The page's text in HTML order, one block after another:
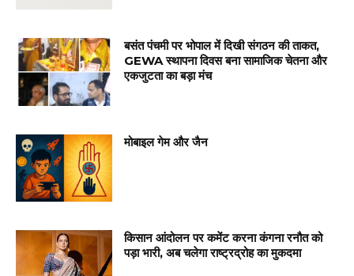
बसंत पंचमी पर भोपाल में दिखी संगठन की ताकत,
GEWA स्थापना दिवस बना सामाजिक चेतना और
एकजुटता का बड़ा मंच
मोबाइल गेम और जैन
किसान आंदोलन पर कमेंट करना कंगना रनौत को
पड़ा भारी, अब चलेगा राष्ट्रद्रोह का मुकदमा